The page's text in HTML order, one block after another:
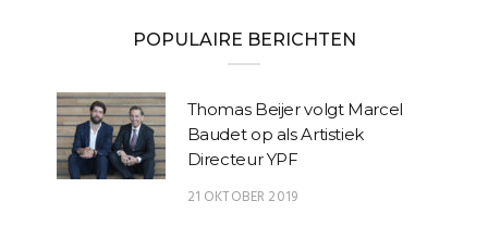
POPULAIRE BERICHTEN
Thomas Beijer volgt Marcel
Baudet op als Artistiek
Directeur YPF
21 OKTOBER 2019